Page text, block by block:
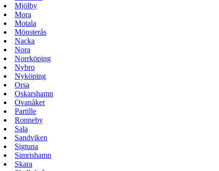
Mjölby
Mora
Motala
Mönsterås
Nacka
Nora
Norrköping
Nybro
Nyköping
Orsa
Oskarshamn
Ovanåker
Partille
Ronneby
Sala
Sandviken
Sigtuna
Simrishamn
Skara